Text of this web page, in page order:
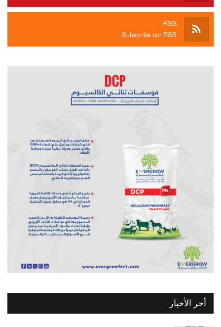
RSS
Subscribe our RSS
أخر الأخبار